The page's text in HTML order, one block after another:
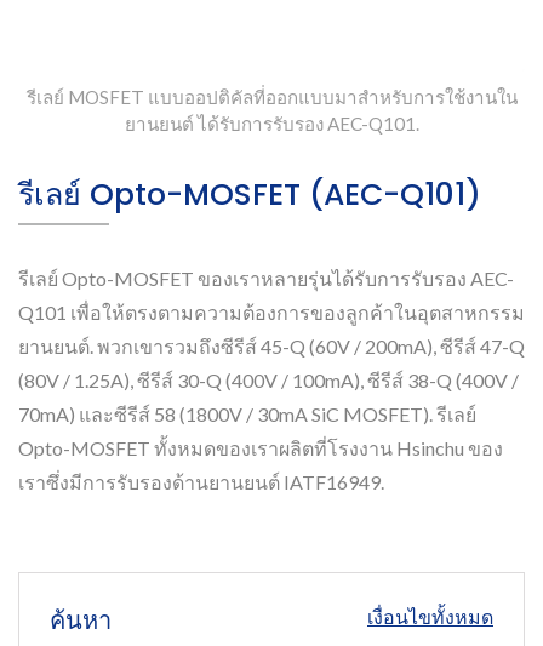
รีเลย์ MOSFET แบบออปติคัลที่ออกแบบมาสำหรับการใช้งานใน
ยานยนต์ ได้รับการรับรอง AEC-Q101.
รีเลย์ Opto-MOSFET (AEC-Q101)
รีเลย์ Opto-MOSFET ของเราหลายรุ่นได้รับการรับรอง AEC-
Q101 เพื่อให้ตรงตามความต้องการของลูกค้าในอุตสาหกรรม
ยานยนต์. พวกเขารวมถึงซีรีส์ 45-Q (60V / 200mA), ซีรีส์ 47-Q
(80V / 1.25A), ซีรีส์ 30-Q (400V / 100mA), ซีรีส์ 38-Q (400V /
70mA) และซีรีส์ 58 (1800V / 30mA SiC MOSFET). รีเลย์
Opto-MOSFET ทั้งหมดของเราผลิตที่โรงงาน Hsinchu ของ
เราซึ่งมีการรับรองด้านยานยนต์ IATF16949.
เงื่อนไขทั้งหมด
ค้นหา